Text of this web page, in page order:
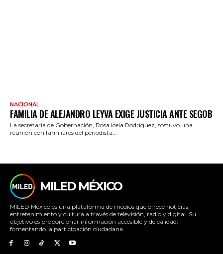
NACIONAL
FAMILIA DE ALEJANDRO LEYVA EXIGE JUSTICIA ANTE SEGOB
La secretaria de Gobernación, Rosa Icela Rodríguez, sostuvo una
reunión con familiares del periodista...
MILED MÉXICO
MILED México es una plataforma de medios que ofrece noticias,
entretenimiento y cultura a través de televisión, radio y digital. Su
objetivo es proporcionar información accesible y de calidad,
fomentando la participación ciudadana.